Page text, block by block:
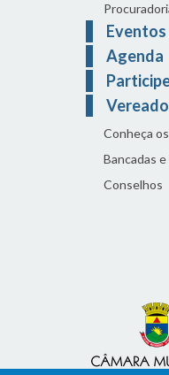
Eventos
Agenda
Conheça
Bancadas
Conselhos